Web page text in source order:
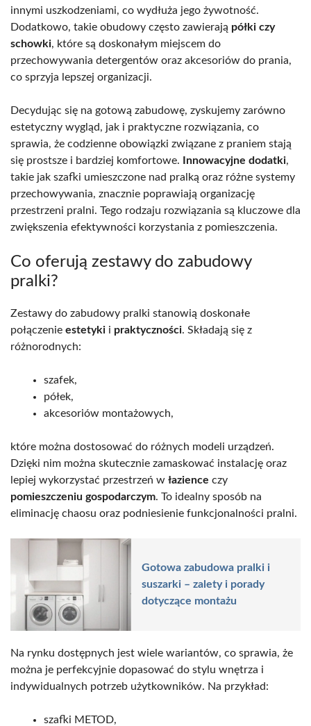
innymi uszkodzeniami, co wydłuża jego żywotność.
Dodatkowo, takie obudowy często zawierają półki czy
schowki, które są doskonałym miejscem do
przechowywania detergentów oraz akcesoriów do prania,
co sprzyja lepszej organizacji.
Decydując się na gotową zabudowę, zyskujemy zarówno
estetyczny wygląd, jak i praktyczne rozwiązania, co
sprawia, że codzienne obowiązki związane z praniem stają
się prostsze i bardziej komfortowe.
Innowacyjne dodatki,
takie jak szafki umieszczone nad pralką oraz różne systemy
przechowywania, znacznie poprawiają organizację
przestrzeni pralni. Tego rodzaju rozwiązania są kluczowe dla
zwiększenia efektywności korzystania z pomieszczenia.
Co oferują zestawy do zabudowy
pralki?
Zestawy do zabudowy pralki stanowią doskonałe
połączenie estetyki i praktyczności. Składają się z
różnorodnych:
szafek,
półek,
akcesoriów montażowych,
które można dostosować do różnych modeli urządzeń.
Dzięki nim można skutecznie zamaskować instalację oraz
lepiej wykorzystać przestrzeń w łazience czy
pomieszczeniu gospodarczym. To idealny sposób na
eliminację chaosu oraz podniesienie funkcjonalności pralni.
Gotowa zabudowa pralki i
suszarki – zalety i porady
dotyczące montażu
Na rynku dostępnych jest wiele wariantów, co sprawia, że
można je perfekcyjnie dopasować do stylu wnętrza i
indywidualnych potrzeb użytkowników. Na przykład:
szafki METOD,